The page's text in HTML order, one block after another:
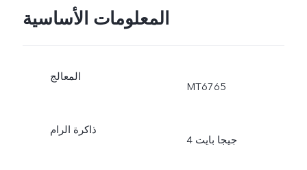
المعلومات الأساسية
المعالج
MT6765
ذاكرة الرام
4 جيجا بايت